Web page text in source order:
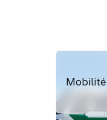
Mobilité